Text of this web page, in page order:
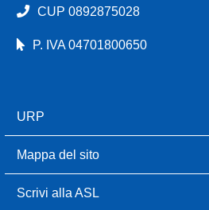
CUP 0892875028
P. IVA 04701800650
URP
Mappa del sito
Scrivi alla ASL